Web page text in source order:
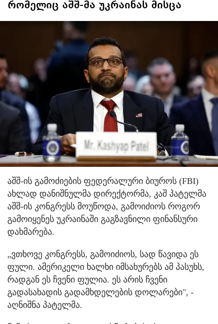
რომელიც აშშ-მა უკრაინას მისცა
აშშ-ის გამოძიების ფედერალური ბიუროს (FBI)
ახლად დანიშნულმა დირექტორმა, კაშ პატელმა
აშშ-ის კონგრესს მოუწოდა, გამოიძიოს როგორ
გამოიყენეს უკრაინაში გაგზავნილი ფინანსური
დახმარება.
„ვთხოვე კონგრესს, გამოიძიოს, სად წავიდა ეს
ფული. ამერიკელი ხალხი იმსახურებს ამ პასუხს,
რადგან ეს ჩვენი ფულია. ეს არის ჩვენი
გადასახადის გადამხდელების დოლარები", -
აღნიშნა პატელმა.